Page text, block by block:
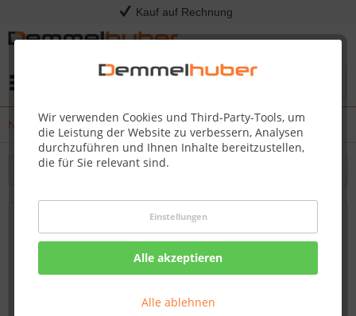
Kauf auf Rechnung
Wir verwenden Cookies und Third-Party-Tools, um
die Leistung der Website zu verbessern, Analysen
durchzuführen und Ihnen Inhalte bereitzustellen,
die für Sie relevant sind.
Einstellungen
Alle akzeptieren
Alle ablehnen
News
Filtern
Für ein perfektes Grill-Erlebnis: der Na...